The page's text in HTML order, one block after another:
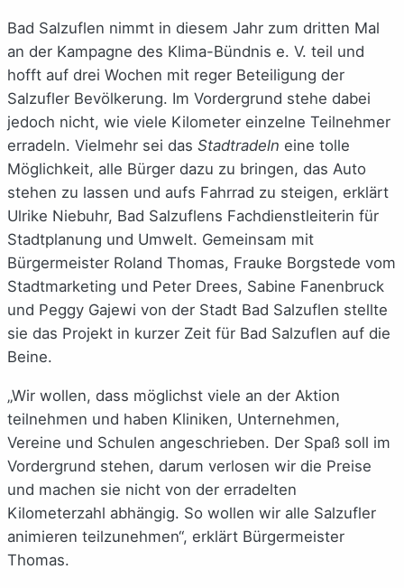
Bad Salzuflen nimmt in diesem Jahr zum dritten Mal
an der Kampagne des Klima-Bündnis e. V. teil und
hofft auf drei Wochen mit reger Beteiligung der
Salzufler Bevölkerung. Im Vordergrund stehe dabei
jedoch nicht, wie viele Kilometer einzelne Teilnehmer
erradeln. Vielmehr sei das Stadtradeln eine tolle
Möglichkeit, alle Bürger dazu zu bringen, das Auto
stehen zu lassen und aufs Fahrrad zu steigen, erklärt
Ulrike Niebuhr, Bad Salzuflens Fachdienstleiterin für
Stadtplanung und Umwelt. Gemeinsam mit
Bürgermeister Roland Thomas, Frauke Borgstede vom
Stadtmarketing und Peter Drees, Sabine Fanenbruck
und Peggy Gajewi von der Stadt Bad Salzuflen stellte
sie das Projekt in kurzer Zeit für Bad Salzuflen auf die
Beine.
„Wir wollen, dass möglichst viele an der Aktion
teilnehmen und haben Kliniken, Unternehmen,
Vereine und Schulen angeschrieben. Der Spaß soll im
Vordergrund stehen, darum verlosen wir die Preise
und machen sie nicht von der erradelten
Kilometerzahl abhängig. So wollen wir alle Salzufler
animieren teilzunehmen“, erklärt Bürgermeister
Thomas.